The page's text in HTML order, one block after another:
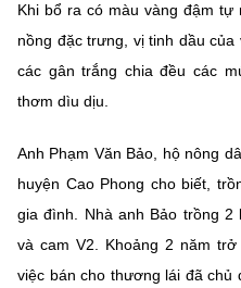
Khi bổ ra có màu vàng đậm
nồng đặc trưng, vị tinh dầu
các gân trắng chia đều các
thơm dìu dịu.
Anh Phạm Văn Bảo, hộ nông
huyện Cao Phong cho biết,
gia đình. Nhà anh Bảo trồng 2
và cam V2. Khoảng 2 năm
việc bán cho thương lái đã chủ